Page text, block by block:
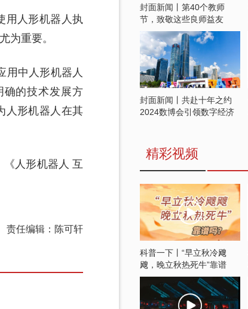
用人形机器人执
为重要。
用中人形机器人
确的技术发展方
人形机器人在其
《人形机器人 互
责任编辑：陈可轩
封面新闻丨第40个教师
节，致敬这些良师益友
封面新闻丨共赴十年之约
2024数博会引领数字经济
精彩视频
科普一下丨“早立秋冷飕
飕，晚立秋热死牛”靠谱
吗？